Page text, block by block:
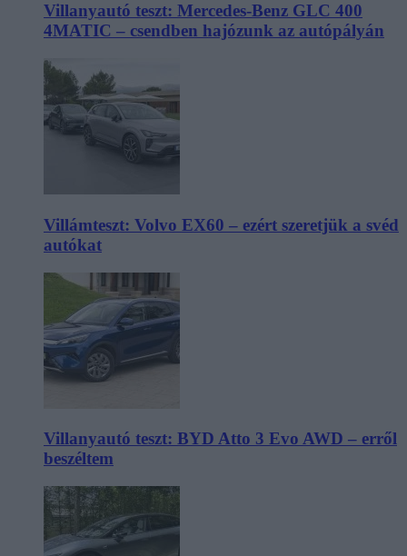
Villanyautó teszt: Mercedes-Benz GLC 400
4MATIC – csendben hajózunk az autópályán
Villámteszt: Volvo EX60 – ezért szeretjük a svéd
autókat
Villanyautó teszt: BYD Atto 3 Evo AWD – erről
beszéltem